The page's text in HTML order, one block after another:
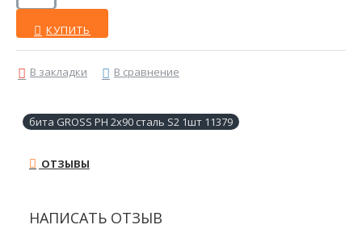
КУПИТЬ
В закладки В сравнение
бита GROSS PH 2х90 сталь S2 1шт 11379
ОТЗЫВЫ
НАПИСАТЬ ОТЗЫВ